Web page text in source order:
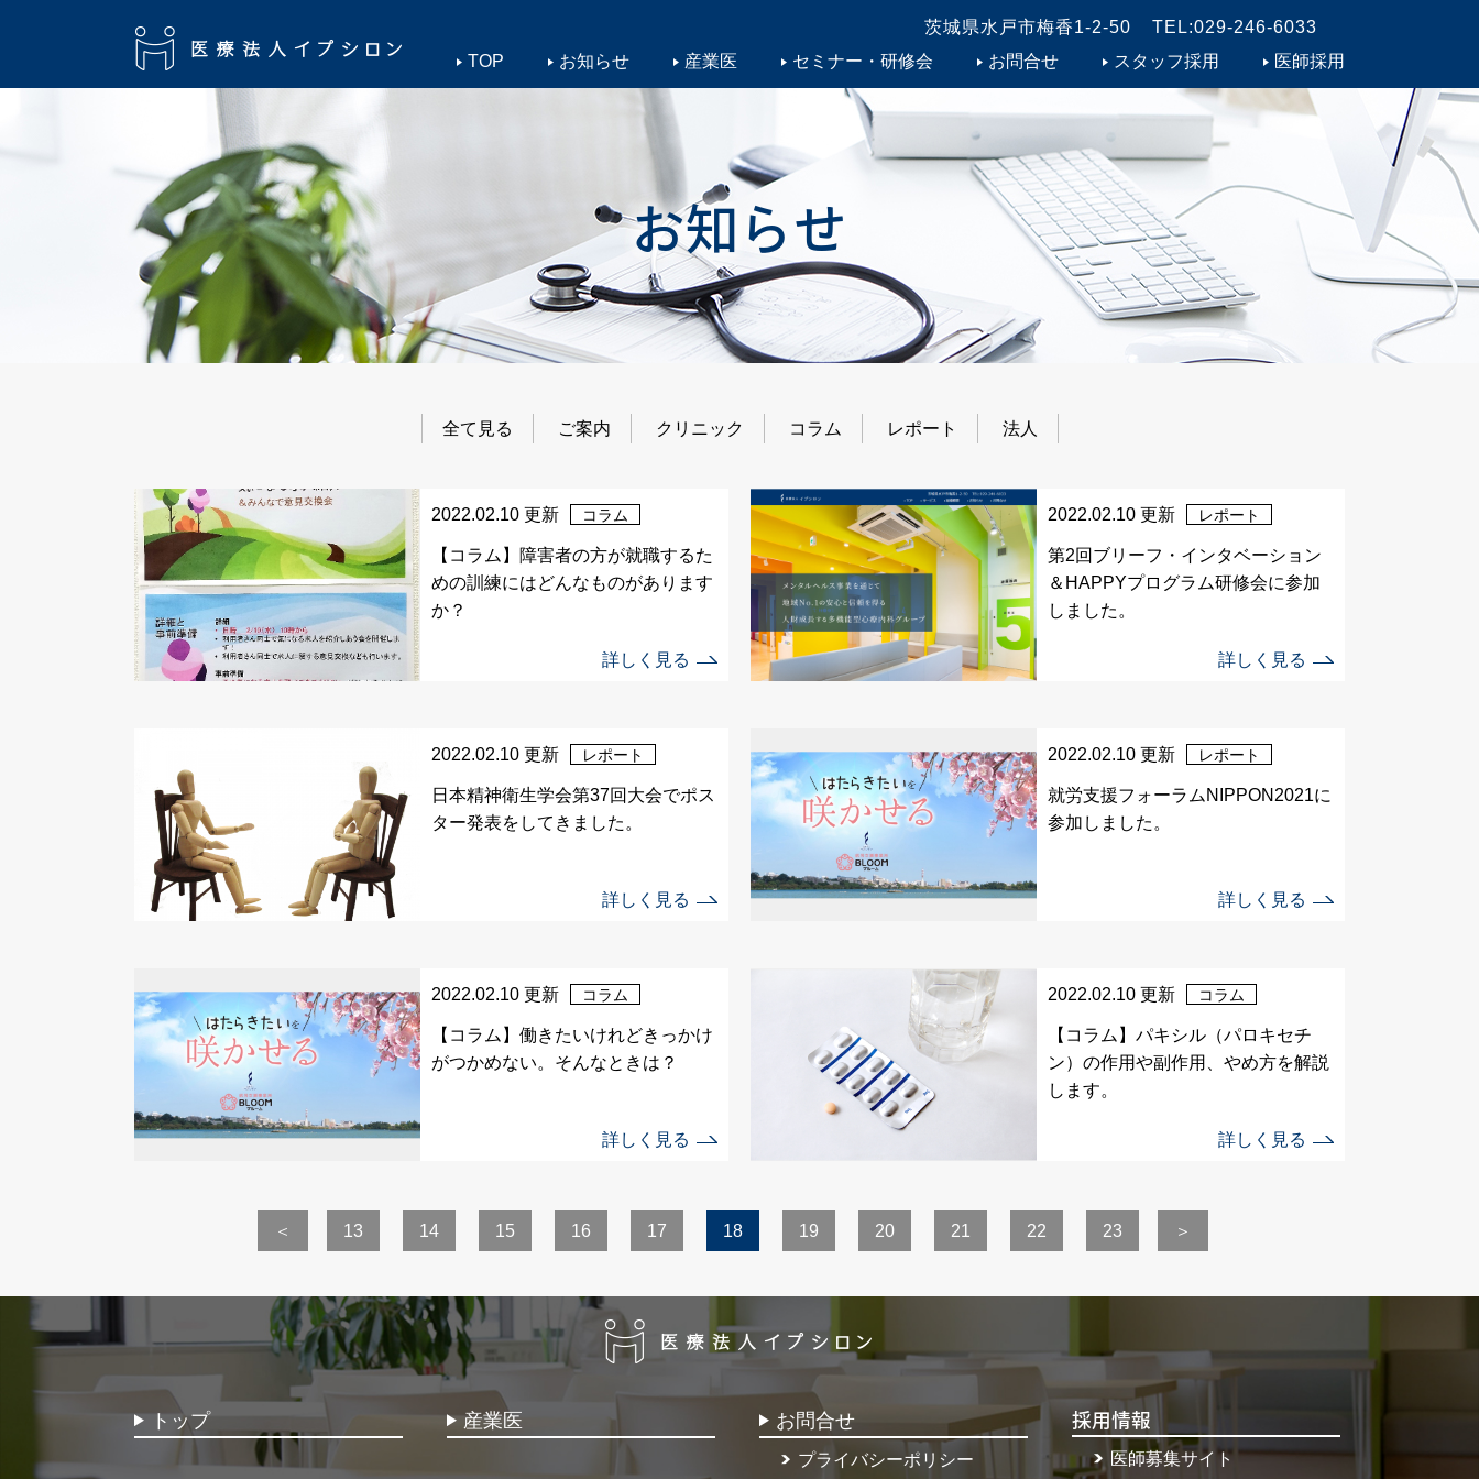
茨城県水戸市梅香1-2-50
TEL:029-246-6033
TOP
お知らせ 産業医 セミナー・研修会 お問合せ スタッフ採用 医師採用
お知らせ
全て見る ご案内 クリニック コラム レポート 法人
2022.02.10 更新 コラム
【コラム】障害者の方が就職するた
めの訓練にはどんなものがあります
か？
詳しく見る
2022.02.10 更新 レポート
第2回ブリーフ・インタベーション
＆HAPPYプログラム研修会に参加
しました。
詳しく見る
2022.02.10 更新 レポート
日本精神衛生学会第37回大会でポス
ター発表をしてきました。
詳しく見る
2022.02.10 更新 レポート
就労支援フォーラムNIPPON2021に
参加しました。
詳しく見る
2022.02.10 更新 コラム
【コラム】働きたいけれどきっかけ
がつかめない。そんなときは？
詳しく見る
2022.02.10 更新 コラム
【コラム】パキシル（パロキセチ
ン）の作用や副作用、やめ方を解説
します。
詳しく見る
＜ 13 14 15 16 17 18 19 20 21 22 23 ＞
トップ 産業医 お問合せ
プライバシーポリシー
採用情報
医師募集サイト